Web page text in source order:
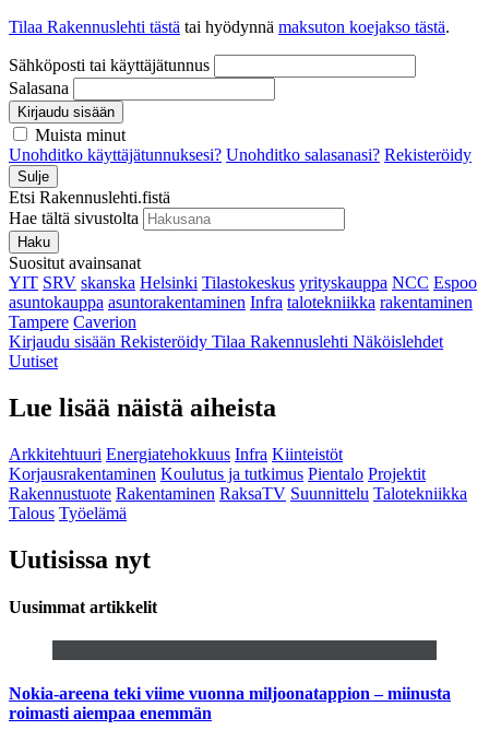
Tilaa Rakennuslehti tästä tai hyödynnä maksuton koejakso tästä.
Sähköposti tai käyttäjätunnus
Salasana
Kirjaudu sisään
Muista minut
Unohditko käyttäjätunnuksesi? Unohditko salasanasi? Rekisteröidy
Sulje
Etsi Rakennuslehti.fistä
Hae tältä sivustolta
Haku
Suositut avainsanat
YIT SRV skanska Helsinki Tilastokeskus yrityskauppa NCC Espoo
asuntokauppa asuntorakentaminen Infra talotekniikka rakentaminen
Tampere Caverion
Kirjaudu sisään Rekisteröidy Tilaa Rakennuslehti Näköislehdet
Uutiset
Lue lisää näistä aiheista
Arkkitehtuuri Energiatehokkuus Infra Kiinteistöt
Korjausrakentaminen Koulutus ja tutkimus Pientalo Projektit
Rakennustuote Rakentaminen RaksaTV Suunnittelu Talotekniikka
Talous Työelämä
Uutisissa nyt
Uusimmat artikkelit
Nokia-areena teki viime vuonna miljoonatappion – miinusta
roimasti aiempaa enemmän